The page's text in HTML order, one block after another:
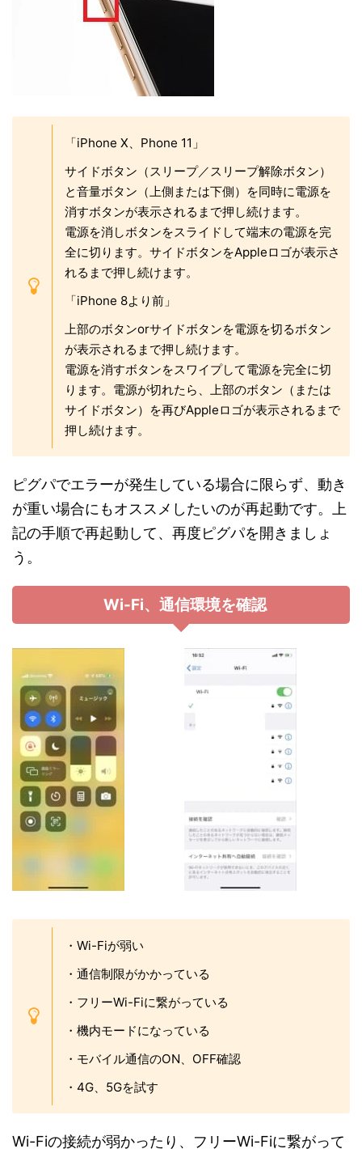
「iPhone X、Phone 11」
サイドボタン（スリープ／スリープ解除ボタン）
と音量ボタン（上側または下側）を同時に電源を
消すボタンが表示されるまで押し続けます。
電源を消しボタンをスライドして端末の電源を完
全に切ります。サイドボタンをAppleロゴが表示さ
れるまで押し続けます。
「iPhone 8より前」
上部のボタンorサイドボタンを電源を切るボタン
が表示されるまで押し続けます。
電源を消すボタンをスワイプして電源を完全に切
ります。電源が切れたら、上部のボタン（または
サイドボタン）を再びAppleロゴが表示されるまで
押し続けます。
ピグパでエラーが発生している場合に限らず、動き
が重い場合にもオススメしたいのが再起動です。上
記の手順で再起動して、再度ピグパを開きましょ
う。
Wi-Fi、通信環境を確認
・Wi-Fiが弱い
・通信制限がかかっている
・フリーWi-Fiに繋がっている
・機内モードになっている
・モバイル通信のON、OFF確認
・4G、5Gを試す
Wi-Fiの接続が弱かったり、フリーWi-Fiに繋がって